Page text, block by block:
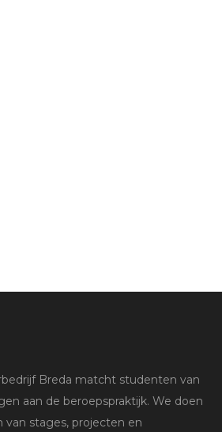
Breda matcht studenten van
aan de beroepspraktijk. We doen
van stages, projecten en